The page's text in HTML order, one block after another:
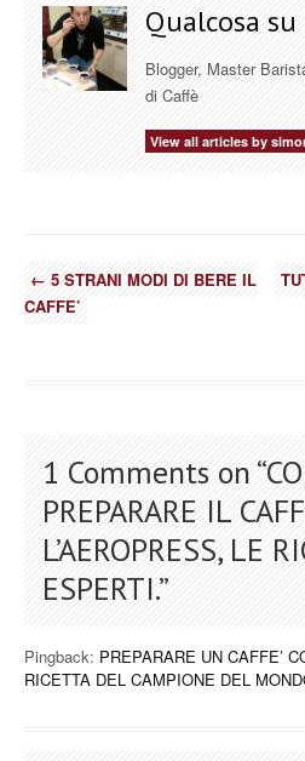
Qualcosa su
Blogger, Master
di Caffè
View all articles by
←5 STRANI MODI DI BERE IL
CAFFE’
1 Comments on “
PREPARARE IL
L’AEROPRESS, LE
ESPERTI.”
Pingback: PREPARARE UN CAFFE’
RICETTA DEL CAMPIONE DEL